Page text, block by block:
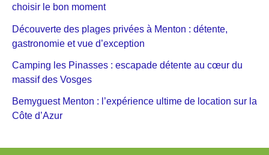
choisir le bon moment
Découverte des plages privées à Menton : détente,
gastronomie et vue d’exception
Camping les Pinasses : escapade détente au cœur du
massif des Vosges
Bemyguest Menton : l’expérience ultime de location sur la
Côte d’Azur